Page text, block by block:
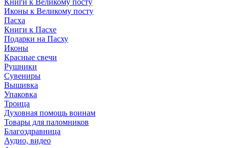
Книги к Великому посту
Иконы к Великому посту
Пасха
Книги к Пасхе
Подарки на Пасху
Иконы
Красные свечи
Рушники
Сувениры
Вышивка
Упаковка
Троица
Духовная помощь воинам
Товары для паломников
Благоздравница
Аудио, видео